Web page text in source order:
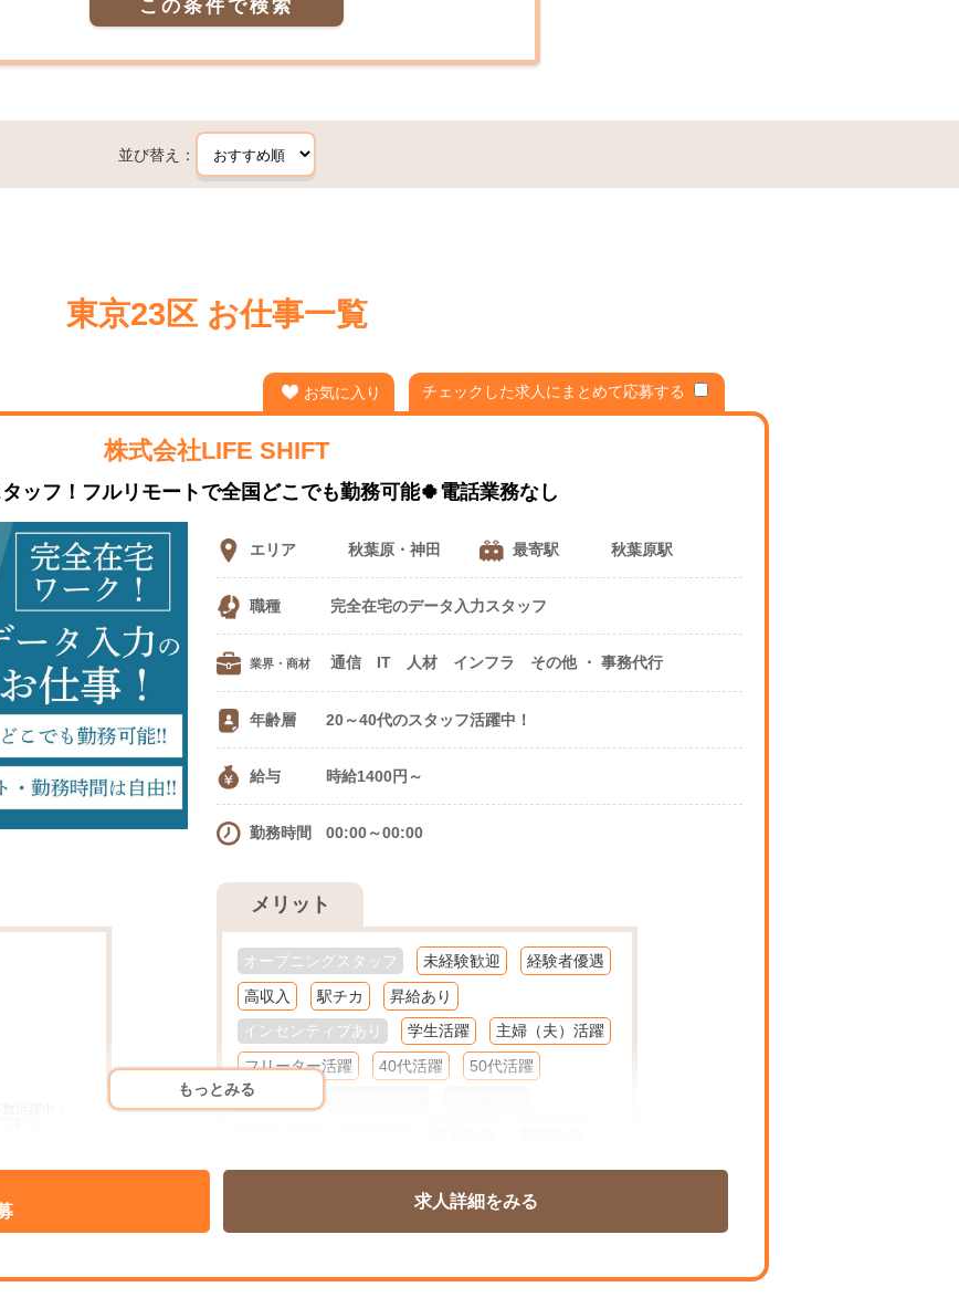
この条件で検索
並び替え：
東京23区 お仕事一覧
お気に入り チェックした求人にまとめて応募する
株式会社LIFE SHIFT
タッフ！フルリモートで全国どこでも勤務可能🍀電話業務なし
エリア 秋葉原・神田 最寄駅 秋葉原駅
職種 完全在宅のデータ入力スタッフ
業界・商材 通信 IT 人材 インフラ その他 ・ 事務代行
年齢層 20～40代のスタッフ活躍中！
給与 時給1400円～
勤務時間 00:00～00:00
もっとみる
メリット
オープニングスタッフ 未経験歓迎
経験者優遇
高収入
駅チカ
昇給あり
インセンティブあり
学生活躍
主婦（夫）活躍
フリーター活躍
40代活躍
50代活躍
60代活躍
ネイルOK
ピアスOK 髭OK 在宅
週１～
フルタイム
扶養控除内勤OK
求人詳細をみる